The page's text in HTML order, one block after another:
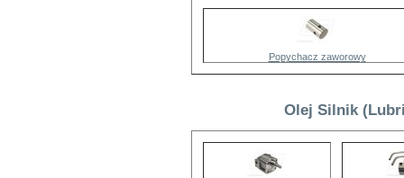
Popychacz zaworowy
Olej Silnik